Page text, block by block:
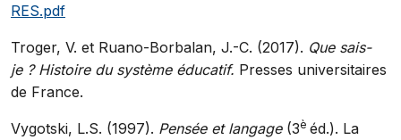
RES.pdf
Troger, V. et Ruano-Borbalan, J.-C. (2017). Que sais-
je ? Histoire du système éducatif. Presses universitaires
de France.
Vygotski, L.S. (1997). Pensée et langage(3è éd.). La